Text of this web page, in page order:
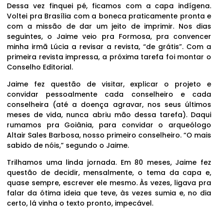
Dessa vez finquei pé, ficamos com a capa indígena.
Voltei pra Brasília com a boneca praticamente pronta e
com a missão de dar um jeito de imprimir. Nos dias
seguintes, o Jaime veio pra Formosa, pra convencer
minha irmã Lúcia a revisar a revista, “de grátis”. Com a
primeira revista impressa, a próxima tarefa foi montar o
Conselho Editorial.
Jaime fez questão de visitar, explicar o projeto e
convidar pessoalmente cada conselheiro e cada
conselheira (até a doença agravar, nos seus últimos
meses de vida, nunca abriu mão dessa tarefa). Daqui
rumamos pra Goiânia, para convidar o arqueólogo
Altair Sales Barbosa, nosso primeiro conselheiro. “O mais
sabido de nóis,” segundo o Jaime.
Trilhamos uma linda jornada. Em 80 meses, Jaime fez
questão de decidir, mensalmente, o tema da capa e,
quase sempre, escrever ele mesmo. Às vezes, ligava pra
falar da ótima ideia que teve, às vezes sumia e, no dia
certo, lá vinha o texto pronto, impecável.